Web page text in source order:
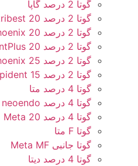
گوتا 2 درصد گاپا
گوتا 2 درصد 20 tribest
گوتا 2 درصد 20 phoenix
گوتا 2 درصد 20 DentPlus
گوتا 2 درصد 25 phoenix
گوتا 2 درصد 15 Spident
گوتا 4 درصد متا
گوتا 4 درصد neoendo
گوتا 4 درصد 20 Meta
گوتا F متا
گوتا جانبی Meta MF
گوتا 4 درصد دیتا